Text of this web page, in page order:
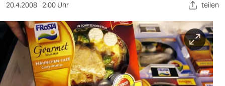
sport
berlin
nord
wahrheit
20.4.2008 2:00 Uhr teilen